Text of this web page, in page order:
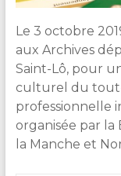
Le 3 octobre
aux Archives
Saint-Lô, pour
culturel du
professionnelle
organisée par
la Manche et